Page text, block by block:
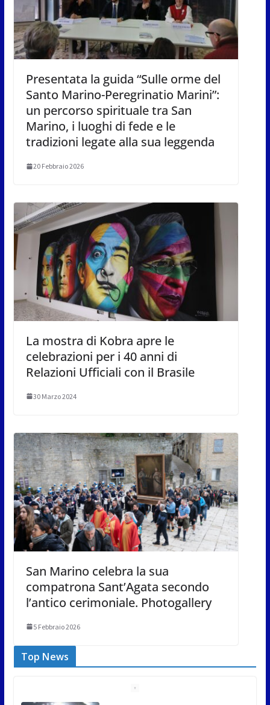
Presentata la guida “Sulle orme del
Santo Marino-Peregrinatio Marini”:
un percorso spirituale tra San
Marino, i luoghi di fede e le
tradizioni legate alla sua leggenda
20 Febbraio 2026
La mostra di Kobra apre le
celebrazioni per i 40 anni di
Relazioni Ufficiali con il Brasile
30 Marzo 2024
San Marino celebra la sua
compatrona Sant’Agata secondo
l’antico cerimoniale. Photogallery
5 Febbraio 2026
Top News